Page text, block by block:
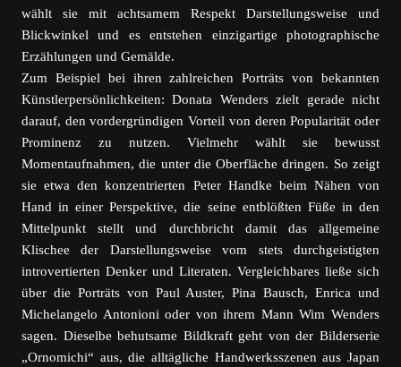
wählt sie mit achtsamem Respekt Darstellungsweise und
Blickwinkel und es entstehen einzigartige photographische
Erzählungen und Gemälde.
Zum Beispiel bei ihren zahlreichen Porträts von bekannten
Künstlerpersönlichkeiten: Donata Wenders zielt gerade nicht
darauf, den vordergründigen Vorteil von deren Popularität oder
Prominenz zu nutzen. Vielmehr wählt sie bewusst
Momentaufnahmen, die unter die Oberfläche dringen. So zeigt
sie etwa den konzentrierten Peter Handke beim Nähen von
Hand in einer Perspektive, die seine entblößten Füße in den
Mittelpunkt stellt und durchbricht damit das allgemeine
Klischee der Darstellungsweise vom stets durchgeistigten
introvertierten Denker und Literaten. Vergleichbares ließe sich
über die Porträts von Paul Auster, Pina Bausch, Enrica und
Michelangelo Antonioni oder von ihrem Mann Wim Wenders
sagen. Dieselbe behutsame Bildkraft geht von der Bilderserie
„Ornomichi“ aus, die alltägliche Handwerksszenen aus Japan